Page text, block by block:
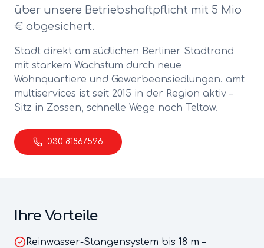
über unsere Betriebshaftpflicht mit 5 Mio
€ abgesichert.
Stadt direkt am südlichen Berliner Stadtrand
mit starkem Wachstum durch neue
Wohnquartiere und Gewerbeansiedlungen. amt
multiservices ist seit 2015 in der Region aktiv –
Sitz in Zossen, schnelle Wege nach Teltow.
030 81867596
Ihre Vorteile
Reinwasser-Stangensystem bis 18 m –